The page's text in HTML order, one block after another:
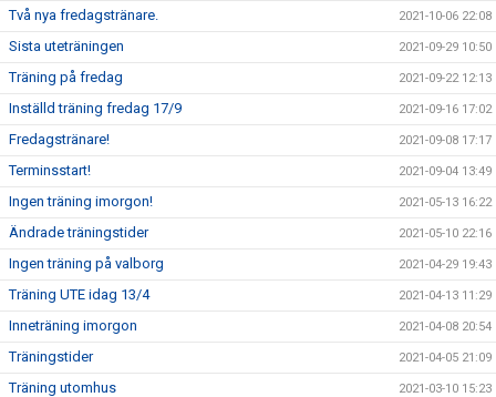
Två nya fredagstränare. 2021-10-06 22:08
Sista uteträningen 2021-09-29 10:50
Träning på fredag 2021-09-22 12:13
Inställd träning fredag 17/9 2021-09-16 17:02
Fredagstränare! 2021-09-08 17:17
Terminsstart! 2021-09-04 13:49
Ingen träning imorgon! 2021-05-13 16:22
Ändrade träningstider 2021-05-10 22:16
Ingen träning på valborg 2021-04-29 19:43
Träning UTE idag 13/4 2021-04-13 11:29
Inneträning imorgon 2021-04-08 20:54
Träningstider 2021-04-05 21:09
Träning utomhus 2021-03-10 15:23